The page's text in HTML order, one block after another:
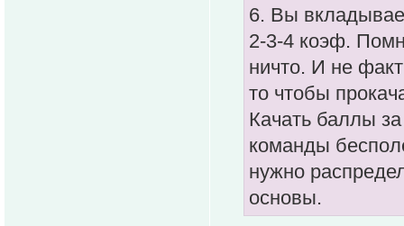
6. Вы
2-3-4 коэф.
ничто. И не
то чтобы
Качать баллы
команды
нужно
основы.